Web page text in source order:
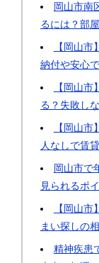
岡山市南
るには？部
【岡山
納付や安心
【岡山
る？失敗し
【岡山
人なしで賃
岡山市で
見られるポ
【岡山
まい探しの
精神疾患